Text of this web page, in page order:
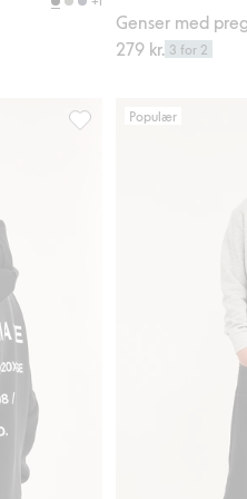
Genser med
279 kr. 3 for 2
Hettegenser med
Populær